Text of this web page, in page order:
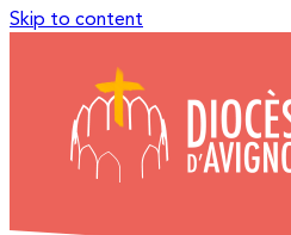
Skip to content